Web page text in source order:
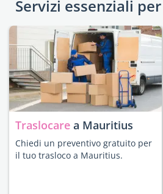
Servizi essenziali
Traslocare a Mauritius
Chiedi un preventivo gratuito per
il tuo trasloco a Mauritius.